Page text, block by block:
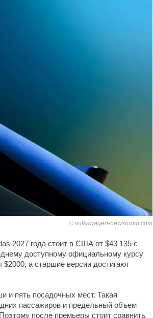
volkswagen-newsroom.com
2027 года стоит в США от $43 135 с
доступному официальному курсу
а старшие версии достигают
и пять посадочных мест. Такая
пассажиров и предельный объем
после премьеры стоит сравнить